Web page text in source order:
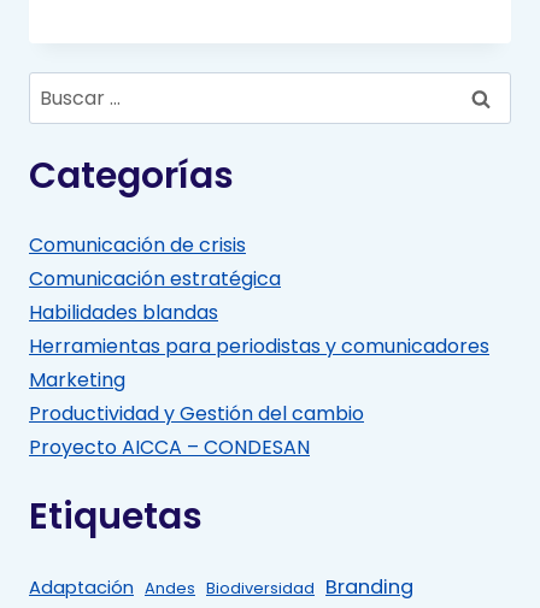
Buscar:
Categorías
Comunicación de crisis
Comunicación estratégica
Habilidades blandas
Herramientas para periodistas y comunicadores
Marketing
Productividad y Gestión del cambio
Proyecto AICCA – CONDESAN
Etiquetas
Adaptación Andes Biodiversidad Branding